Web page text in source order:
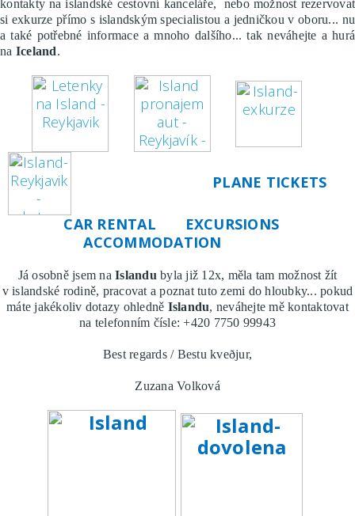
kontakty na islandské cestovní kanceláře, nebo možnost rezervovat
si exkurze přímo s islandským specialistou a jedničkou v oboru... nu
a také potřebné informace a mnoho dalšího... tak neváhejte a hurá
na Iceland.
PLANE TICKETS
CAR RENTAL EXCURSIONS
ACCOMMODATION
Já osobně jsem na Islandu byla již 12x, měla tam možnost žít
v islandské rodině, pracovat a poznat tuto zemi do hloubky... pokud
máte jakékoliv dotazy ohledně Islandu, neváhejte mě kontaktovat
na telefonním čísle: +420 7750 99943
Best regards / Bestu kveðjur,
Zuzana Volková